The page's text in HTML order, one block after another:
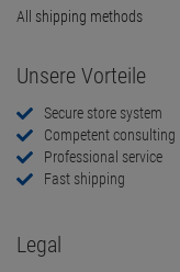
All shipping methods
Unsere Vorteile
Secure store system
Competent consulting
Professional service
Fast shipping
Legal